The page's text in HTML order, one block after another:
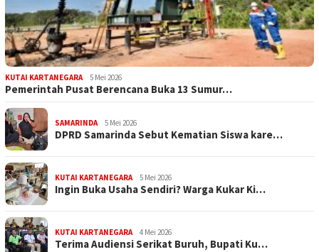
KUTAI KARTANEGARA 5 Mei 2026
Pemerintah Pusat Berencana Buka 13 Sumur…
SAMARINDA 5 Mei 2026
DPRD Samarinda Sebut Kematian Siswa kare…
KUTAI KARTANEGARA 5 Mei 2026
Ingin Buka Usaha Sendiri? Warga Kukar Ki…
KUTAI KARTANEGARA 4 Mei 2026
Terima Audiensi Serikat Buruh, Bupati Ku…